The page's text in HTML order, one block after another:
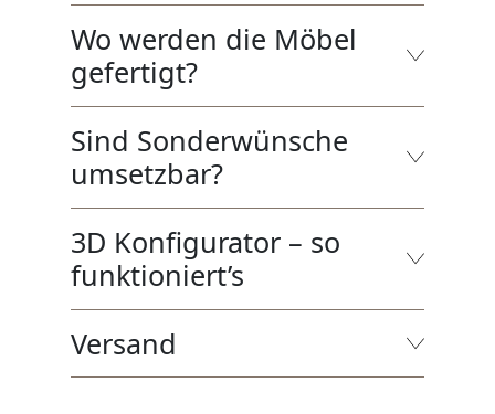
Wo werden die Möbel
gefertigt?
Sind Sonderwünsche
umsetzbar?
3D Konfigurator – so
funktioniert’s
Versand